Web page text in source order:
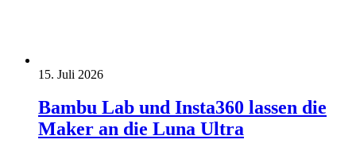
15. Juli 2026
Bambu Lab und Insta360 lassen die
Maker an die Luna Ultra